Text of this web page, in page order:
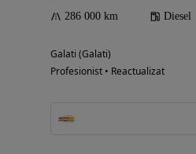
286 000 km Diesel
Galati (Galati)
Profesionist • Reactualizat